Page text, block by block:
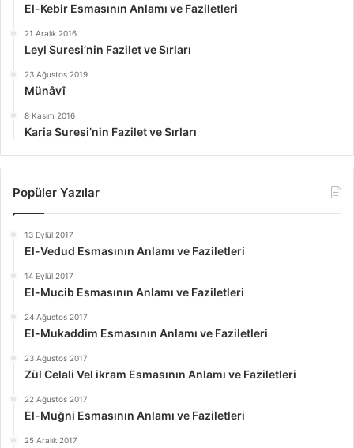
El-Kebir Esmasının Anlamı ve Faziletleri
21 Aralık 2016
Leyl Suresi’nin Fazilet ve Sırları
23 Ağustos 2019
Münâvî
8 Kasım 2016
Karia Suresi’nin Fazilet ve Sırları
Popüler Yazılar
13 Eylül 2017
El-Vedud Esmasının Anlamı ve Faziletleri
14 Eylül 2017
El-Mucib Esmasının Anlamı ve Faziletleri
24 Ağustos 2017
El-Mukaddim Esmasının Anlamı ve Faziletleri
23 Ağustos 2017
Zül Celali Vel ikram Esmasının Anlamı ve Faziletleri
22 Ağustos 2017
El-Muğni Esmasının Anlamı ve Faziletleri
25 Aralık 2017